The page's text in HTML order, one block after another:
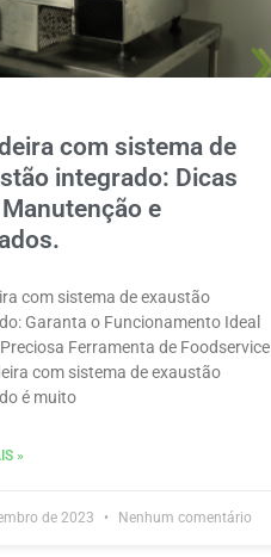
com sistema de
integrado: Dicas
e
com sistema de exaustão
Garanta o Funcionamento Ideal
Ferramenta de Foodservice
com sistema de exaustão
é muito
»
de 2023 Nenhum comentário